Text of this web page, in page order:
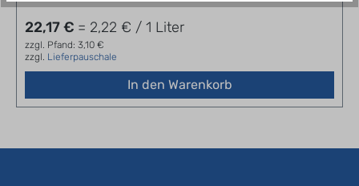
22,17 € = 2,22 € / 1 Liter
zzgl. Pfand: 3,10 €
zzgl. Lieferpauschale
In den Warenkorb